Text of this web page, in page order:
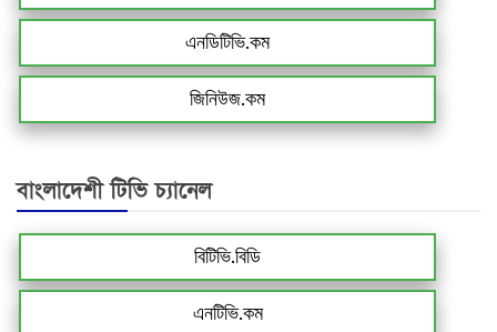
এনডিটিভি.কম
জিনিউজ.কম
বাংলাদেশী টিভি চ্যানেল
বিটিভি.বিডি
এনটিভি.কম